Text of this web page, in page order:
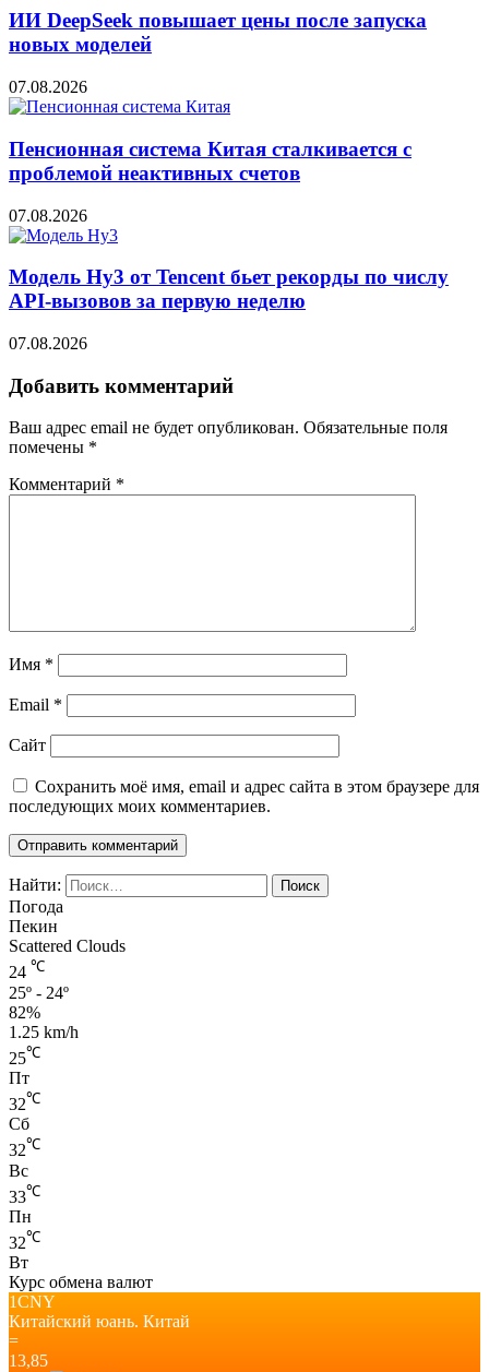
ИИ DeepSeek повышает цены после запуска
новых моделей
07.08.2026
Пенсионная система Китая сталкивается с
проблемой неактивных счетов
07.08.2026
Модель Hy3 от Tencent бьет рекорды по числу
API-вызовов за первую неделю
07.08.2026
Добавить комментарий
Ваш адрес email не будет опубликован. Обязательные поля
помечены *
Комментарий *
Имя *
Email *
Сайт
Сохранить моё имя, email и адрес сайта в этом браузере для
последующих моих комментариев.
Найти:
Погода
Пекин
Scattered Clouds
24 ℃
25º - 24º
82%
1.25 km/h
25℃
Пт
32℃
Сб
32℃
Вс
33℃
Пн
32℃
Вт
Курс обмена валют
1CNY
Китайский юань. Китай
=
13,85